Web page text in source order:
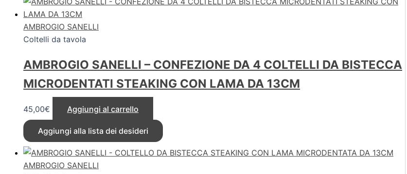
AMBROGIO SANELLI
Coltelli da tavola
AMBROGIO SANELLI – CONFEZIONE DA 4 COLTELLI DA BISTECCA
MICRODENTATI STEAKING CON LAMA DA 13CM
45,00€ Aggiungi al carrello
Aggiungi alla lista dei desideri
AMBROGIO SANELLI